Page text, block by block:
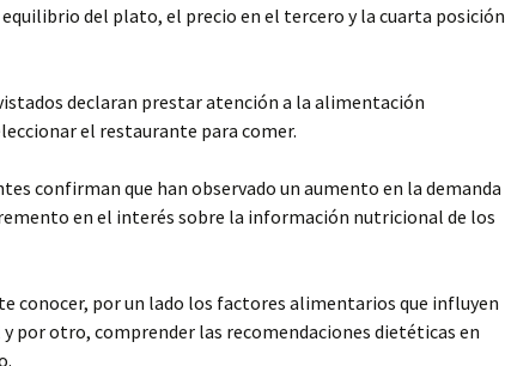
del plato, el precio en el tercero y la cuarta posición
declaran prestar atención a la alimentación
el restaurante para comer.
confirman que han observado un aumento en la demanda
en el interés sobre la información nutricional de los
conocer, por un lado los factores alimentarios que influyen
por otro, comprender las recomendaciones dietéticas en